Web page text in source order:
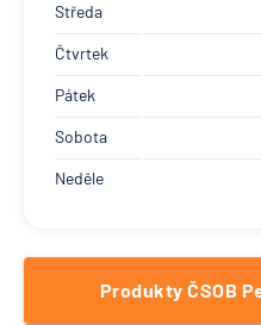
Středa
Čtvrtek
Pátek
Sobota
Neděle
Produkty ČSOB